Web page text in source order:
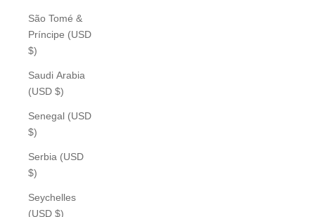
São Tomé &
Príncipe (USD
$)
Saudi Arabia
(USD $)
Senegal (USD
$)
Serbia (USD
$)
Seychelles
(USD $)